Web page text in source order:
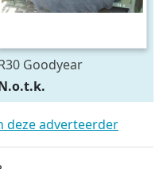
Goodyear
70R30
deze adverteerder